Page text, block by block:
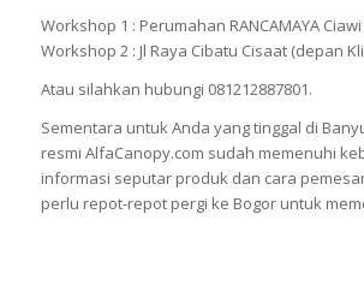
Workshop 1 : Perumahan RANCAMAYA
Workshop 2 : Jl Raya Cibatu Cisaat (depan
Atau silahkan hubungi 081212887801.
Sementara untuk Anda yang tinggal di
resmi AlfaCanopy.com sudah memenuhi
informasi seputar produk dan cara
perlu repot-repot pergi ke Bogor untuk